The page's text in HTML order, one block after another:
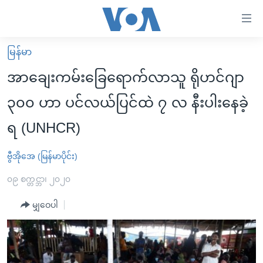
လွယ်ကူ
စေ
Link
များ
ပင်မ
ကျော်
ကြည့်
ရန်
ပင်မ
မူလစာမျက်နှာ
မြန်မာ
ကမ္ဘာ့သတင်းများ
နိုင်ငံတကာ
အစ္စရေး-ပါလက်စတိုင်း
ဗွီဒီယို
အင်္ဂလိပ်စာလေ့လာမယ်
အမေရိကန်သုံးအီဒီယံ
မကြေးမုံရဲ့ အင်္ဂလိပ်စာ
ရုပ်ရှင်ထဲက အင်္ဂလိပ်စာ
အပတ်စဉ်ကဏ္ဍများ
ရေဒီယို
တီဗွီ
ရေဒီယိုနှင့်ရုပ်သံ အချက်အလက်များ
ရေဒီယို/တီဗွီအစီအစဉ်
မြန်မာ
အာချေးကမ်းခြေရောက်လာသူ ရိုဟင်ဂျာ
၃၀၀ ဟာ ပင်လယ်ပြင်ထဲ ၇ လ နီးပါးနေခဲ့
ရ (UNHCR)
ဗွီအိုအေ (မြန်မာပိုင်း)
၀၉ စက္တင္ဘာ၊ ၂၀၂၀
မျှဝေပါ